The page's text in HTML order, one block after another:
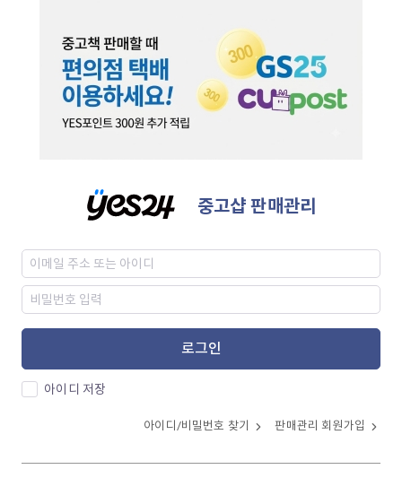
중고샵 판매관리
로그인
아이디 저장
아이디/비밀번호 찾기 판매관리 회원가입